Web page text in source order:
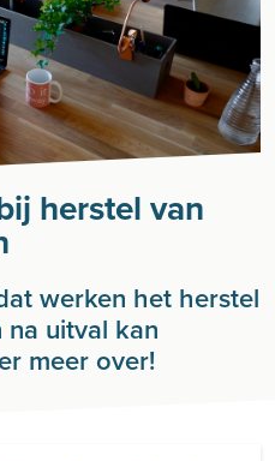
herstel van
werken het herstel
uitval kan
meer over!